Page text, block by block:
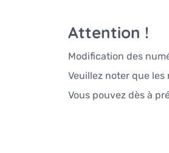
Danemark
Royaume Uni &
Canada - EN
États-Unis
Attention !
Modification des
Veuillez noter que les
Vous pouvez dès à